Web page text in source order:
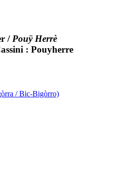
/ Pouÿ Herrè
: Pouyherre
/ Bic-Bigòrro)